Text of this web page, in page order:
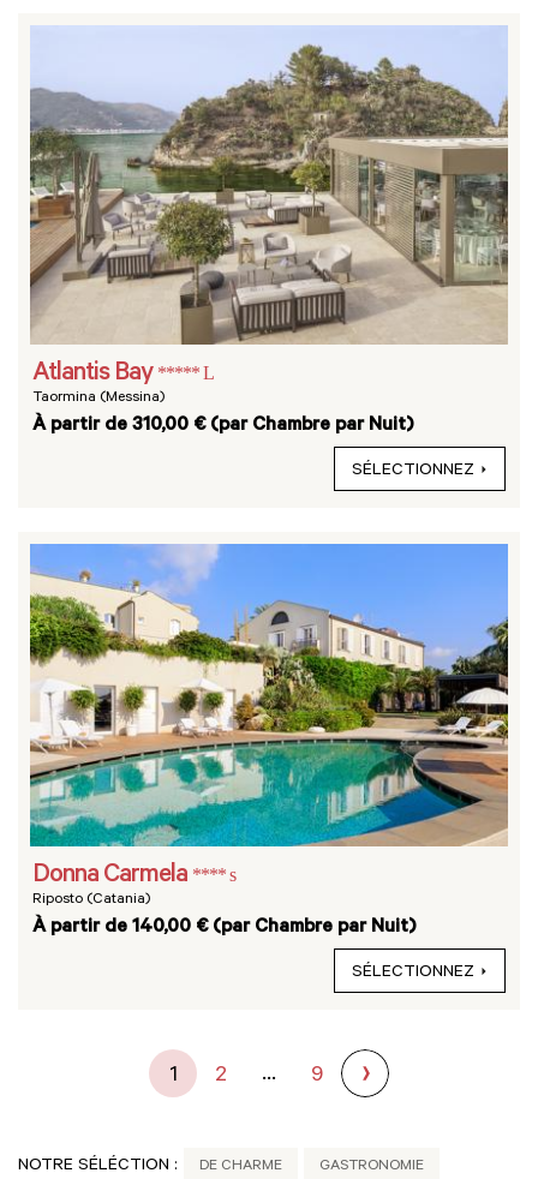
Atlantis Bay ***** L
Taormina (Messina)
À partir de 310,00 € (par Chambre par Nuit)
SÉLECTIONNEZ
Donna Carmela **** s
Riposto (Catania)
À partir de 140,00 € (par Chambre par Nuit)
SÉLECTIONNEZ
1 2 ... 9
NOTRE SÉLÉCTION : DE CHARME GASTRONOMIE